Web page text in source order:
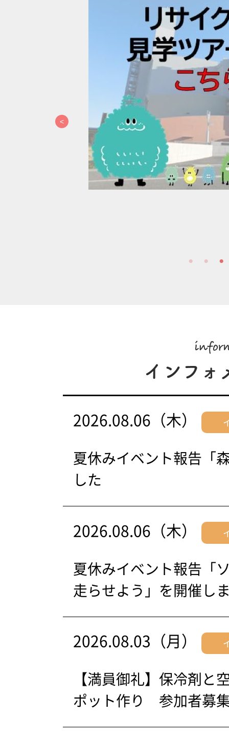
2026.08.06（木）
夏休みイベント報告「
した
2026.08.06（木）
夏休みイベント報告「
走らせよう」を開催し
2026.08.03（月）
【満員御礼】保冷剤と
ポット作り 参加者募